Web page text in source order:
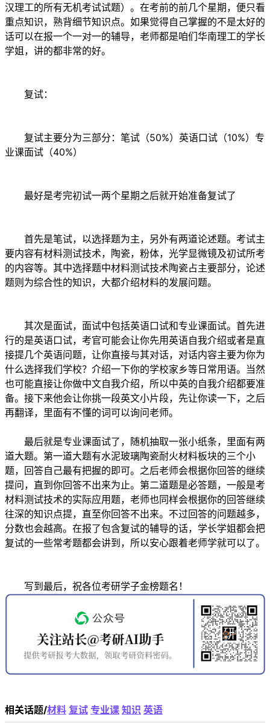
汉理工的所有无机考试试题）。在考前的前几个星期，便只看
重点知识，熟背细节知识点。如果觉得自己掌握的不是太好的
话可以在报一个一对一的辅导，老师都是咱们华南理工的学长
学姐，讲的都非常的好。
复试：
复试主要分为三部分：笔试（50%）英语口试（10%）专
业课面试（40%）
最好是考完初试一两个星期之后就开始准备复试了
首先是笔试，以选择题为主，另外有两道论述题。考试主
要内容有材料测试技术，陶瓷，粉体，光学显微镜及初试所考
的内容等。其中选择题中材料测试技术陶瓷占主要部分，论述
题则为综合性的知识，大都介绍材料的发展问题。
其次是面试，面试中包括英语口试和专业课面试。首先进
行的是英语口试，考官可能会让你先用英语自我介绍或者是直
接提几个英语问题，让你直接与其对话，对话内容主要为你为
什么选择我们学校？介绍一下你的学校家乡等日常用语。当然
也可能直接让你做中文自我介绍，所以中英的自我介绍都要准
备。接下来他会让你挑一段英文小片段，先让你读一下，之后
再翻译，里面有不懂的词可以询问老师。
最后就是专业课面试了，随机抽取一张小纸条，里面有两
道大题。第一道大题有水泥玻璃陶瓷耐火材料板块的三个小
题，回答自己最有把握的即可。之后老师会根据你回答的继续
提问，直到你回答不出来为止。第二道题是必答题，一般是考
材料测试技术的实际应用题，老师也同样会根据你的回答继续
往深的知识点提，直至你回答不出来。不过回答的问题越多，
分数也会越高。在报了包含复试的辅导的话，学长学姐都会把
复试的一些常考题都会讲到，所以安心跟着老师学就可以了。
写到最后，祝各位考研学子金榜题名！
相关话题/材料 复试 专业课 知识 英语